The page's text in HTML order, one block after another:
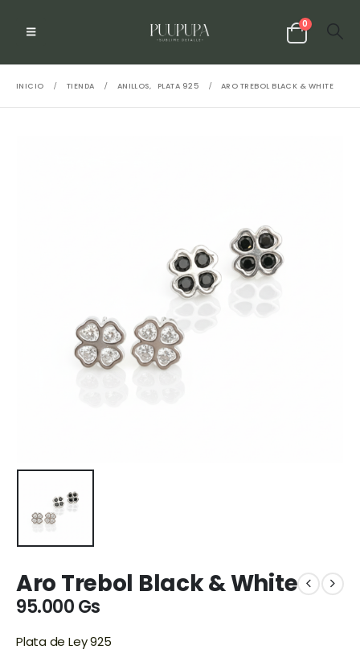
0
INICIO TIENDA ANILLOS, PLATA 925 ARO TREBOL BLACK & WHITE
Aro Trebol Black & White
95.000Gs
Plata de Ley 925